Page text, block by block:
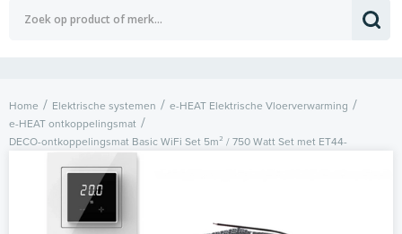
AANVRAGEN
Home Elektrische systemen
e-HEAT Elektrische Vloerverwarming
e-HEAT ontkoppelingsmat
DECO-ontkoppelingsmat Basic WiFi Set 5m² / 750 Watt Set met ET44-